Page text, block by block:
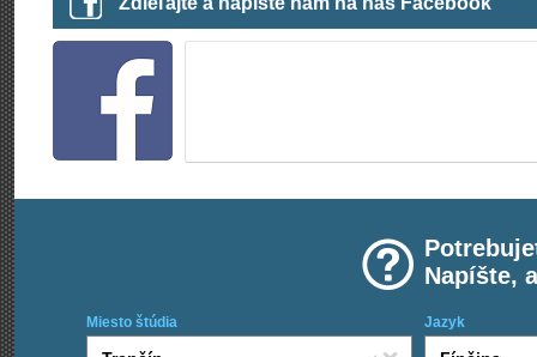
Napíšte,
Miesto štúdia Jazyk